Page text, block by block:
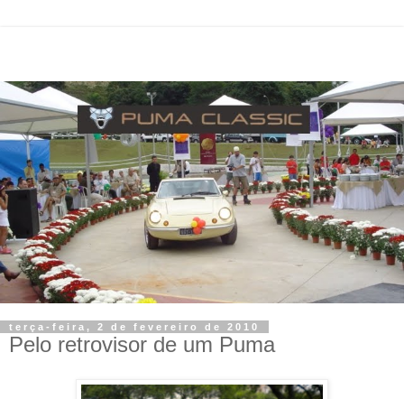
terça-feira, 2 de fevereiro de 2010
Pelo retrovisor de um Puma